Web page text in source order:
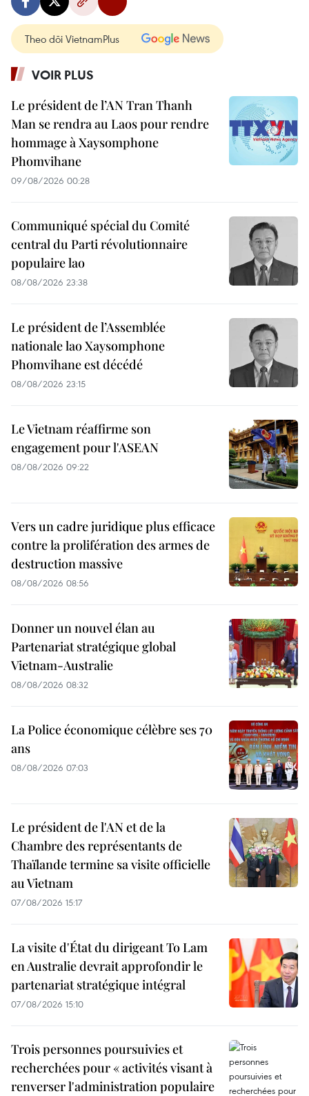
Theo dõi VietnamPlus
VOIR PLUS
Le président de l’AN Tran Thanh
Man se rendra au Laos pour rendre
hommage à Xaysomphone
Phomvihane
09/08/2026 00:28
Communiqué spécial du Comité
central du Parti révolutionnaire
populaire lao
08/08/2026 23:38
Le président de l’Assemblée
nationale lao Xaysomphone
Phomvihane est décédé
08/08/2026 23:15
Le Vietnam réaffirme son
engagement pour l'ASEAN
08/08/2026 09:22
Vers un cadre juridique plus efficace
contre la prolifération des armes de
destruction massive
08/08/2026 08:56
Donner un nouvel élan au
Partenariat stratégique global
Vietnam-Australie
08/08/2026 08:32
La Police économique célèbre ses 70
ans
08/08/2026 07:03
Le président de l'AN et de la
Chambre des représentants de
Thaïlande termine sa visite officielle
au Vietnam
07/08/2026 15:17
La visite d'État du dirigeant To Lam
en Australie devrait approfondir le
partenariat stratégique intégral
07/08/2026 15:10
Trois personnes poursuivies et
recherchées pour « activités visant à
renverser l'administration populaire